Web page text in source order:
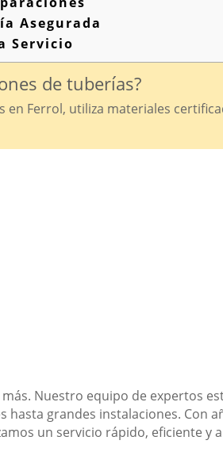
Asegurada
Servicio
de tuberías?
Ferrol, utiliza materiales
más. Nuestro equipo de expertos
grandes instalaciones. Con
un servicio rápido, eficiente y